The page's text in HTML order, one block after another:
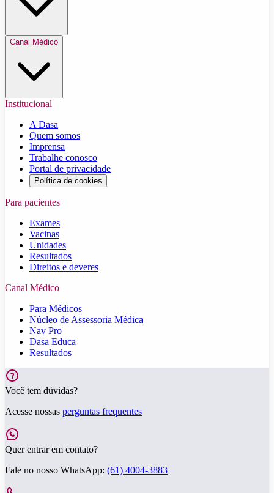
Canal Médico
Institucional
A Dasa
Quem somos
Imprensa
Trabalhe conosco
Portal de privacidade
Política de cookies
Para pacientes
Exames
Vacinas
Unidades
Resultados
Direitos e deveres
Canal Médico
Para Médicos
Núcleo de Assessoria Médica
Nav Pro
Dasa Educa
Resultados
Você tem dúvidas?
Acesse nossas perguntas frequentes
Quer entrar em contato?
Fale no nosso WhatsApp: (61) 4004-3883